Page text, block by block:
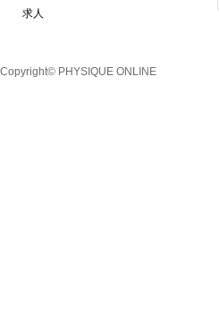
求人
Copyright© PHYSIQUE ONLINE